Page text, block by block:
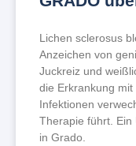
Lichen sclerosus
Anzeichen von
Juckreiz und
die Erkrankung
Infektionen
Therapie führt. Ein
in Grado.